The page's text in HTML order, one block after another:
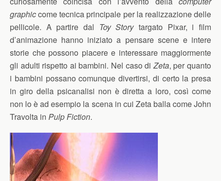
graphiccome tecnica principale per la realizzazione delle
pellicole. A partire dal Toy Storytargato Pixar, i film
d’animazione hanno iniziato a pensare scene e intere
storie che possono piacere e interessare maggiormente
gli adulti rispetto ai bambini. Nel caso diZeta, per quanto
i bambini possano comunque divertirsi, di certo la presa
in giro della psicanalisi non è diretta a loro, così come
non lo è ad esempio la scena in cui Zeta balla come John
Travolta in Pulp Fiction.